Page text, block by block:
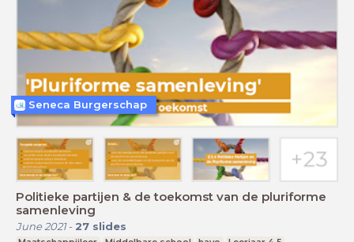
Politieke partijen & de toekomst van de pluriforme
samenleving
June 2021- 27 slides
Seneca Burgerschap